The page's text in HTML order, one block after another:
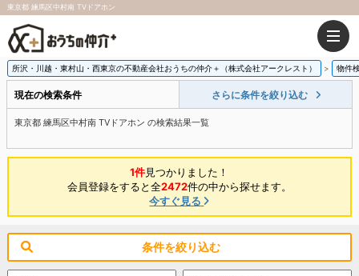
東京都 練馬区中村南 TVドアホン
所沢・川越・東村山・西東京の不動産会社おうちの仲介＋（株式会社アークレスト） 物件
現在の検索条件 さらに条件を絞り込む
東京都 練馬区中村南 TVドアホン の検索結果一覧
1件見つかりました！
会員登録をすると全2472件の中から探せます。
今すぐ見る
条件を絞り込む